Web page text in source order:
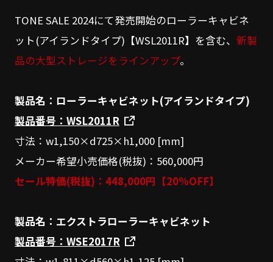
TONE SALE 2024にて発売開始のローラーキャビネ
ット(アイランドタイプ)【WSL2011R】を含む、 新製
品の大型ストレージをラインアップ。
製品名：ローラーキャビネット(アイランドタイプ)
製品番号：WSL2011R
寸法：w1,150×d725×h1,000 [mm]
メーカー希望小売価格(税抜)：560,000円
セール特価(税抜)：448,000円【20%OFF】
製品名：エクストラローラーキャビネット
製品番号：WSE2017R